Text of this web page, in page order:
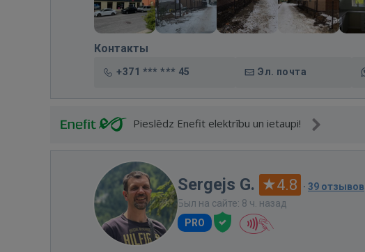
Контакты
+371 *** *** 45 Эл. почта
Pieslēdz Enefit elektrību un ietaupi!
Sergejs G. 4.8 · 39 отзывов
Был на сайте: 8 ч. назад
PRO